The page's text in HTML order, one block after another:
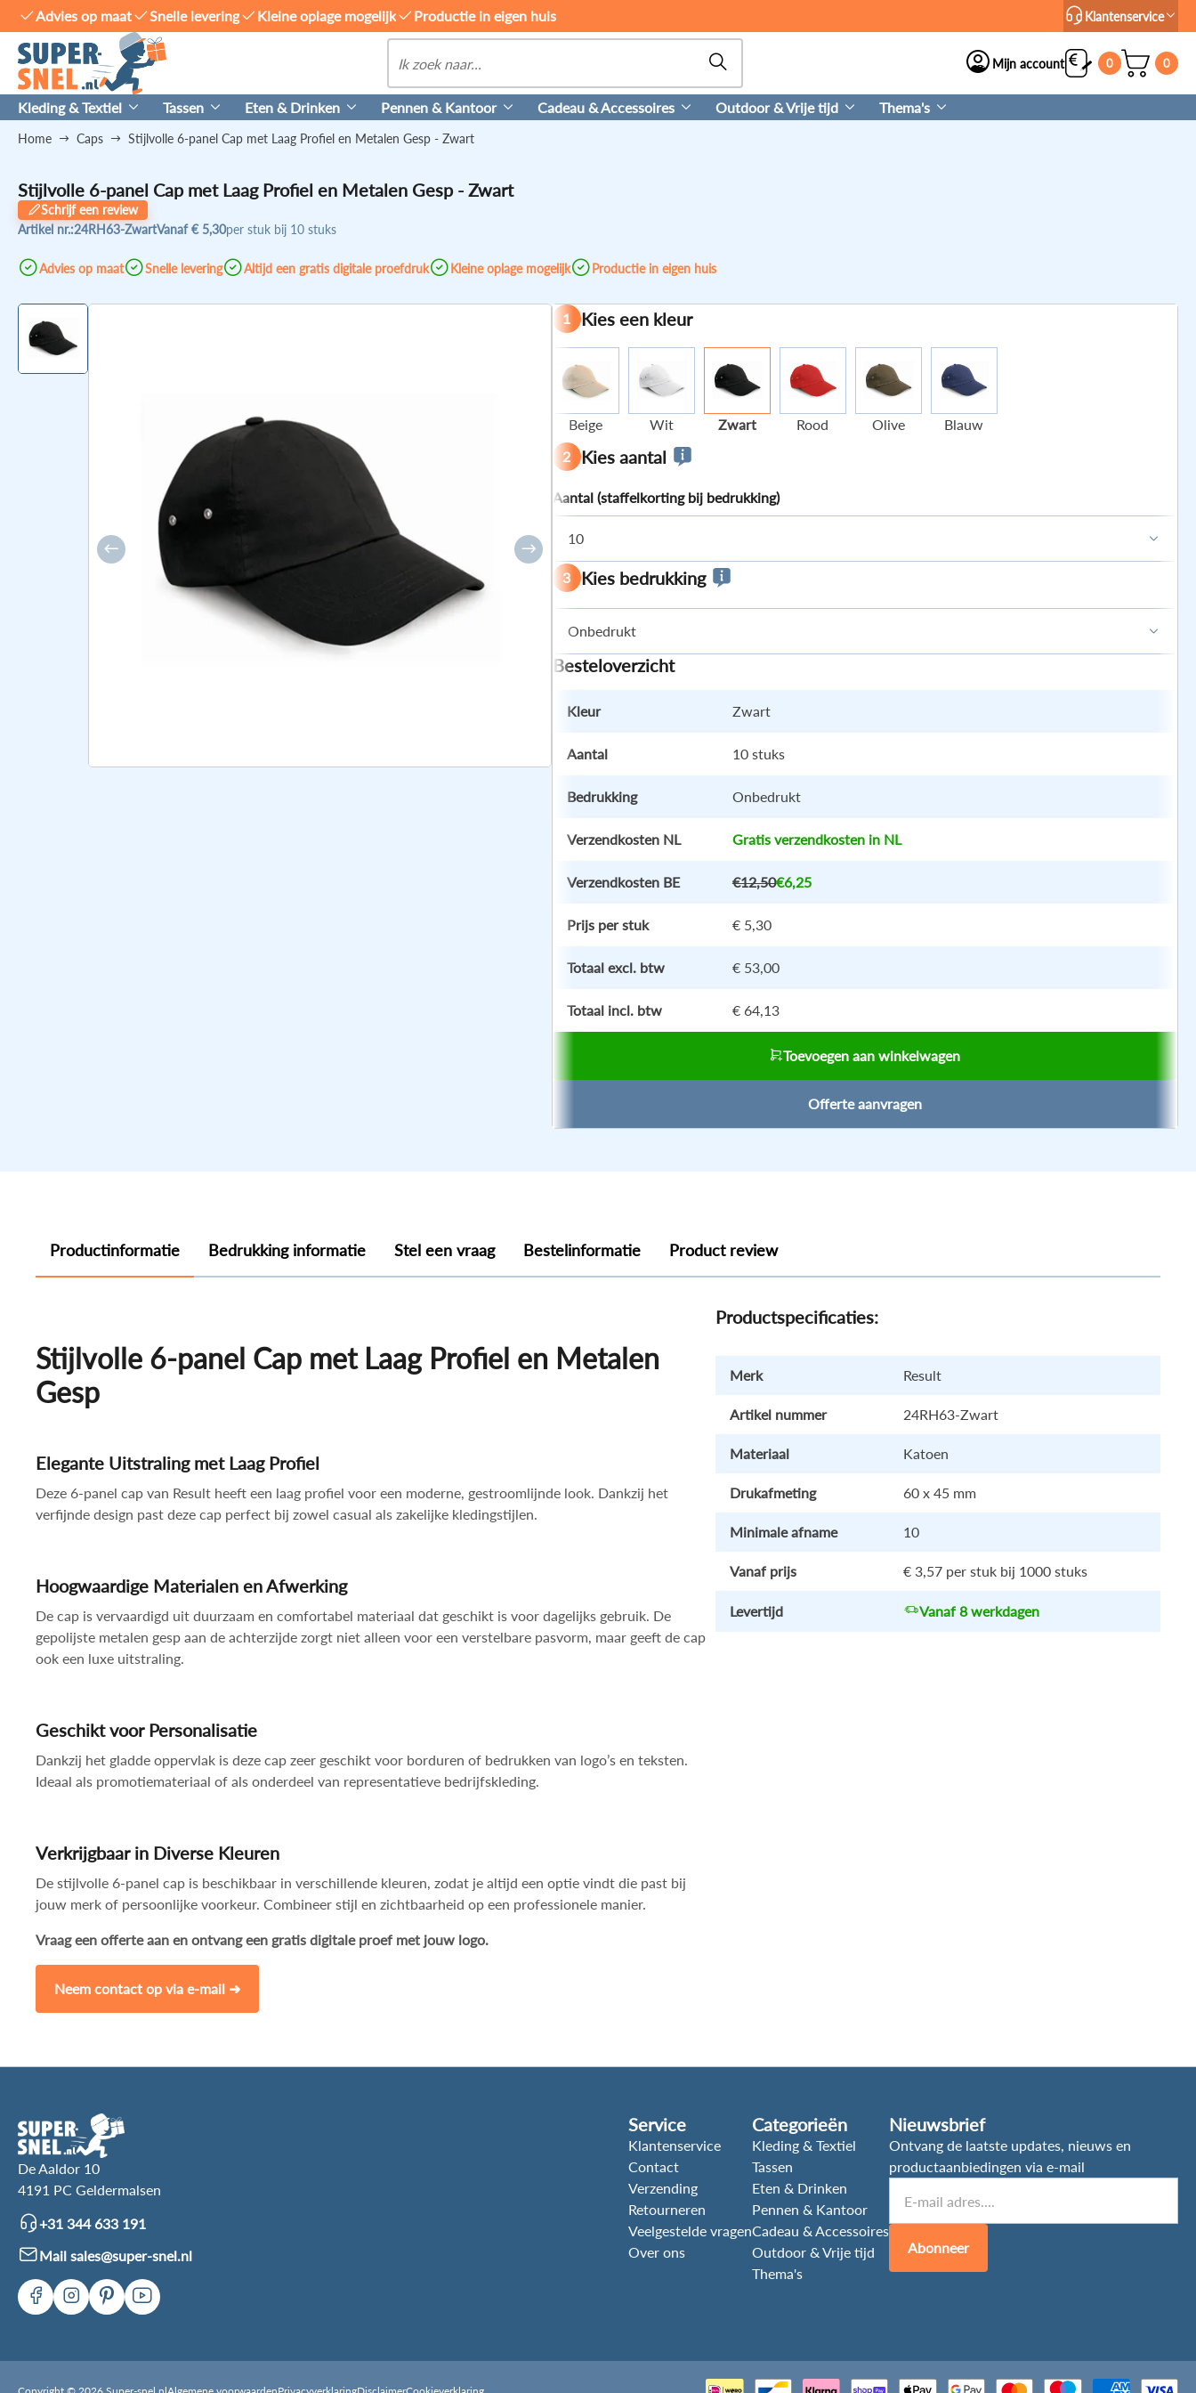
Advies op maat Snelle levering Kleine oplage mogelijk Productie in eigen huis Klantenservice
Mijn account 0 0
Kleding & Textiel Tassen Eten & Drinken Pennen & Kantoor Cadeau & Accessoires Outdoor & Vrije tijd Thema's
Home Caps Stijlvolle 6-panel Cap met Laag Profiel en Metalen Gesp - Zwart
Stijlvolle 6-panel Cap met Laag Profiel en Metalen Gesp - Zwart
Schrijf een review
Artikel nr.:24RH63-ZwartVanaf € 5,30per stuk bij 10 stuks
Advies op maat Snelle levering Altijd een gratis digitale proefdruk Kleine oplage mogelijk Productie in eigen huis
1 Kies een kleur
Beige Wit Zwart Rood Olive
Blauw
2
Kies aantal
Aantal (staffelkorting bij bedrukking)
10
3 Kies bedrukking
Onbedrukt
Besteloverzicht
Kleur Zwart
Aantal 10 stuks
Bedrukking Onbedrukt
Verzendkosten NL Gratis verzendkosten in NL
Verzendkosten BE €12,50€6,25
Prijs per stuk € 5,30
Totaal excl. btw € 53,00
Totaal incl. btw € 64,13
Toevoegen aan winkelwagen
Offerte aanvragen
Productinformatie Bedrukking informatie Stel een vraag Bestelinformatie Product review
Stijlvolle 6-panel Cap met Laag Profiel en Metalen
Gesp
Elegante Uitstraling met Laag Profiel
Deze 6-panel cap van Result heeft een laag profiel voor een moderne, gestroomlijnde look. Dankzij het
verfijnde design past deze cap perfect bij zowel casual als zakelijke kledingstijlen.
Hoogwaardige Materialen en Afwerking
De cap is vervaardigd uit duurzaam en comfortabel materiaal dat geschikt is voor dagelijks gebruik. De
gepolijste metalen gesp aan de achterzijde zorgt niet alleen voor een verstelbare pasvorm, maar geeft de cap
ook een luxe uitstraling.
Geschikt voor Personalisatie
Dankzij het gladde oppervlak is deze cap zeer geschikt voor borduren of bedrukken van logo’s en teksten.
Ideaal als promotiemateriaal of als onderdeel van representatieve bedrijfskleding.
Verkrijgbaar in Diverse Kleuren
De stijlvolle 6-panel cap is beschikbaar in verschillende kleuren, zodat je altijd een optie vindt die past bij
jouw merk of persoonlijke voorkeur. Combineer stijl en zichtbaarheid op een professionele manier.
Vraag een offerte aan en ontvang een gratis digitale proef met jouw logo.
Neem contact op via e-mail ➜
Productspecificaties:
Merk Result
Artikel nummer 24RH63-Zwart
Materiaal Katoen
Drukafmeting 60 x 45 mm
Minimale afname 10
Vanaf prijs € 3,57 per stuk bij 1000 stuks
Levertijd Vanaf 8 werkdagen
De Aaldor 10
4191 PC Geldermalsen
+31 344 633 191
Mail sales@super-snel.nl
Service
Klantenservice
Contact
Verzending
Retourneren
Veelgestelde vragen
Over ons
Categorieën
Kleding & Textiel
Tassen
Eten & Drinken
Pennen & Kantoor
Cadeau & Accessoires
Outdoor & Vrije tijd
Thema's
Nieuwsbrief
Ontvang de laatste updates, nieuws en
productaanbiedingen via e-mail
Abonneer